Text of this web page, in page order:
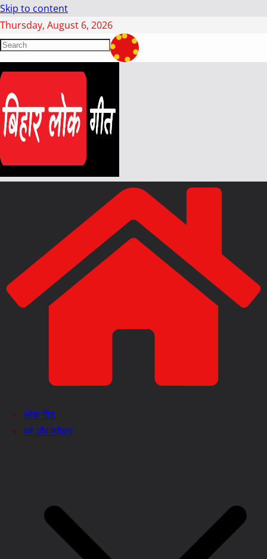
Skip to content
Thursday, August 6, 2026
लोक गीत
पर्व और त्यौहार